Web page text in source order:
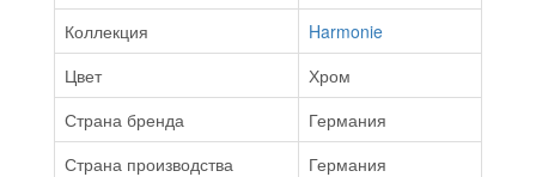
Коллекция
Harmonie
Цвет
Хром
Страна бренда
Германия
Страна производства
Германия